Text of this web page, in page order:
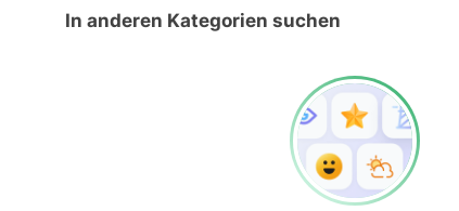
In anderen Kategorien suchen